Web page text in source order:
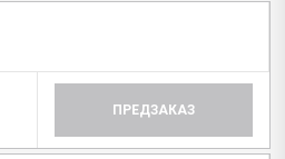
ПРЕДЗАКАЗ